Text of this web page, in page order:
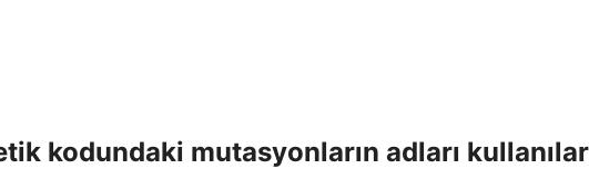
kodundaki mutasyonların adları